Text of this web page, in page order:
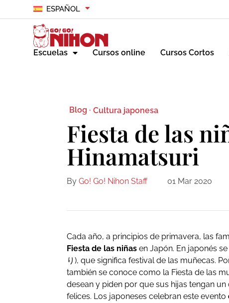
ESPAÑOL
Escuelas Cursos online Cursos Cortos
Blog · Cultura japonesa
Fiesta de las
Hinamatsuri
By Go! Go! Nihon Staff 01 Mar 2020
Cada año, a principios de primavera, las
Fiesta de las niñas en Japón. En japonés
り), que significa festival de las muñecas.
también se conoce como la Fiesta de las
desean y piden por que sus hijas tengan
felices. Los japoneses celebran este evento